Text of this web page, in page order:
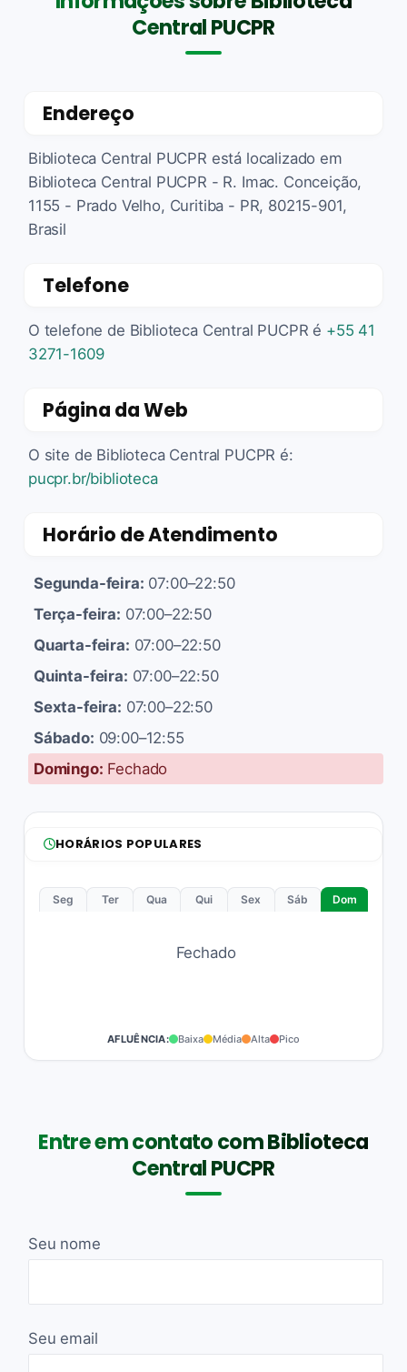
Central PUCPR
Endereço
Biblioteca Central PUCPR está localizado em
Biblioteca Central PUCPR - R. Imac. Conceição,
1155 - Prado Velho, Curitiba - PR, 80215-901,
Brasil
Telefone
O telefone de Biblioteca Central PUCPR é +55 41
3271-1609
Página da Web
O site de Biblioteca Central PUCPR é:
pucpr.br/biblioteca
Horário de Atendimento
Segunda-feira: 07:00–22:50
Terça-feira: 07:00–22:50
Quarta-feira: 07:00–22:50
Quinta-feira: 07:00–22:50
Sexta-feira: 07:00–22:50
Sábado: 09:00–12:55
Domingo: Fechado
HORÁRIOS POPULARES
Seg Ter Qua Qui Sex Sáb Dom
Fechado
AFLUÊNCIA: Baixa Média Alta Pico
Entre em contato com Biblioteca
Central PUCPR
Seu nome
Seu email